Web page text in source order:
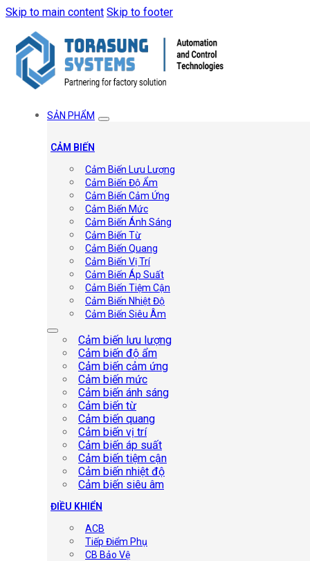
Skip to main content Skip to footer
SẢN PHẨM
CẢM BIẾN
Cảm Biến Lưu Lượng
Cảm Biến Độ Ẩm
Cảm Biến Cảm Ứng
Cảm Biến Mức
Cảm Biến Ánh Sáng
Cảm Biến Từ
Cảm Biến Quang
Cảm Biến Vị Trí
Cảm Biến Áp Suất
Cảm Biến Tiệm Cận
Cảm Biến Nhiệt Độ
Cảm Biến Siêu Âm
Cảm biến lưu lượng
Cảm biến độ ẩm
Cảm biến cảm ứng
Cảm biến mức
Cảm biến ánh sáng
Cảm biến từ
Cảm biến quang
Cảm biến vị trí
Cảm biến áp suất
Cảm biến tiệm cận
Cảm biến nhiệt độ
Cảm biến siêu âm
ĐIỀU KHIỂN
ACB
Tiếp Điểm Phụ
CB Bảo Vệ